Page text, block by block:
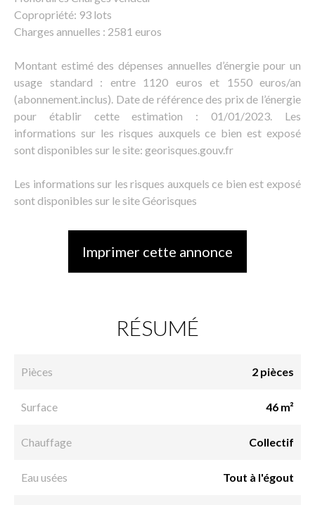
Copropriété: 93 lots
Charges annuelles : 2581 euros
Montant estimé des dépenses annuelles d’énergie pour un
usage standard : entre 1120 euros et 1550 euros/an
(abonnement.inclus). Date de référence des prix de l’énergie
pour établir cette estimation : 01/01/2023. Les
informations sur les risques auxquels ce bien est exposé
sont disponibles sur le site: georisques.gouv.fr
Les informations sur les risques auxquels ce bien est exposé
sont disponibles sur le site Géorisques
Imprimer cette annonce
RÉSUMÉ
Pièces 2 pièces
Surface 46 m²
Chauffage Collectif
Eau usées Tout à l'égout